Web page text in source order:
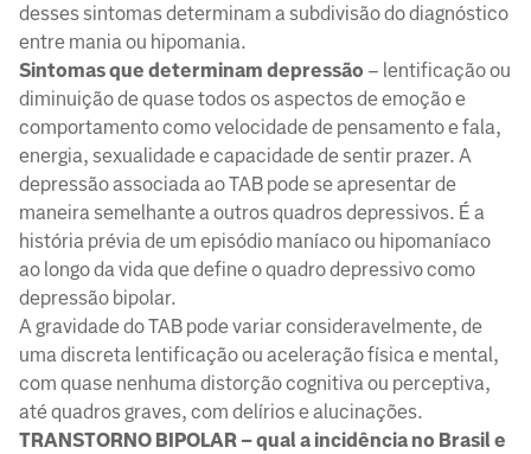
desses sintomas determinam a subdivisão do diagnóstico
entre mania ou hipomania.
Sintomas que determinam depressão – lentificação ou
diminuição de quase todos os aspectos de emoção e
comportamento como velocidade de pensamento e fala,
energia, sexualidade e capacidade de sentir prazer. A
depressão associada ao TAB pode se apresentar de
maneira semelhante a outros quadros depressivos. É a
história prévia de um episódio maníaco ou hipomaníaco
ao longo da vida que define o quadro depressivo como
depressão bipolar.
A gravidade do TAB pode variar consideravelmente, de
uma discreta lentificação ou aceleração física e mental,
com quase nenhuma distorção cognitiva ou perceptiva,
até quadros graves, com delírios e alucinações.
TRANSTORNO BIPOLAR – qual a incidência no Brasil e